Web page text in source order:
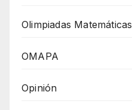
Olimpiadas Matemáticas
OMAPA
Opinión